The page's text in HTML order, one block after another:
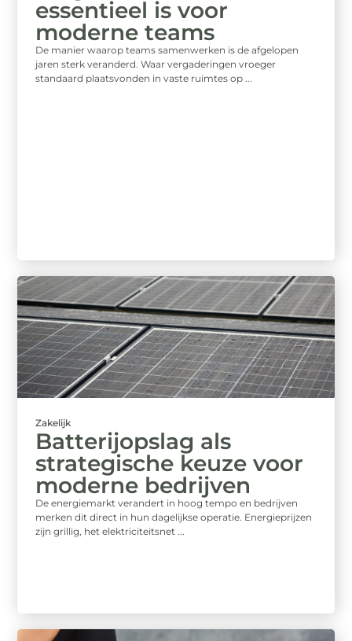
essentieel is voor
moderne teams
De manier waarop teams samenwerken is de afgelopen
jaren sterk veranderd. Waar vergaderingen vroeger
standaard plaatsvonden in vaste ruimtes op ...
Zakelijk
Batterijopslag als
strategische keuze voor
moderne bedrijven
De energiemarkt verandert in hoog tempo en bedrijven
merken dit direct in hun dagelijkse operatie. Energieprijzen
zijn grillig, het elektriciteitsnet ...